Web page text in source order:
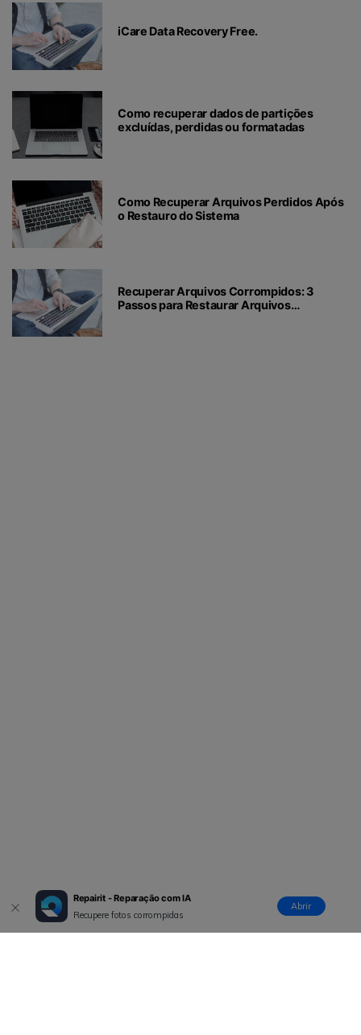
iCare Data Recovery Free.
Como recuperar dados de partições
excluídas, perdidas ou formatadas
Como Recuperar Arquivos Perdidos Após
o Restauro do Sistema
Recuperar Arquivos Corrompidos: 3
Passos para Restaurar Arquivos
Repairit - Reparação com IA
Recupere fotos corrompidas
Abrir